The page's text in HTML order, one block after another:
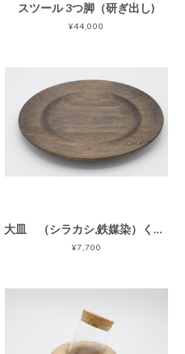
スツール 3つ脚（研ぎ出し)
¥44,000
大皿 （シラカシ,鉄媒染）くさび
¥7,700